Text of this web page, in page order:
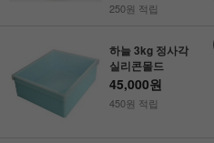
250원 적립
하늘 3kg 정사각
실리콘몰드
45,000원
450원 적립